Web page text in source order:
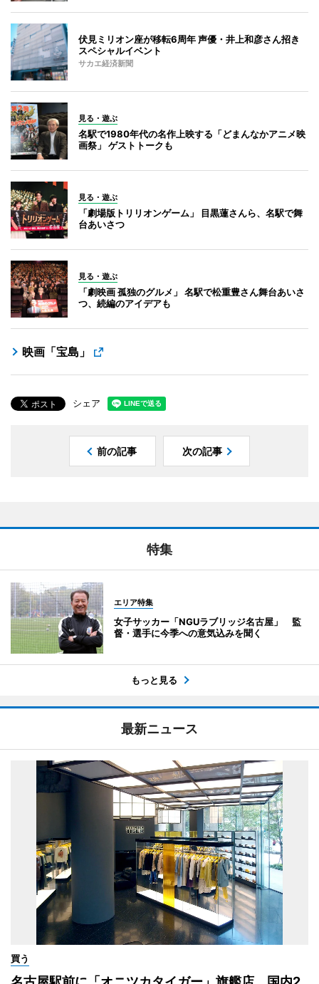
伏見ミリオン座が移転6周年 声優・井上和彦さん招き
スペシャルイベント
サカエ経済新聞
見る・遊ぶ
名駅で1980年代の名作上映する「どまんなかアニメ映
画祭」 ゲストトークも
見る・遊ぶ
「劇場版トリリオンゲーム」 目黒蓮さんら、名駅で舞
台あいさつ
見る・遊ぶ
「劇映画 孤独のグルメ」 名駅で松重豊さん舞台あいさ
つ、続編のアイデアも
映画「宝島」
シェア
前の記事 次の記事
特集
エリア特集
女子サッカー「NGUラブリッジ名古屋」 監
督・選手に今季への意気込みを聞く
もっと見る
最新ニュース
買う